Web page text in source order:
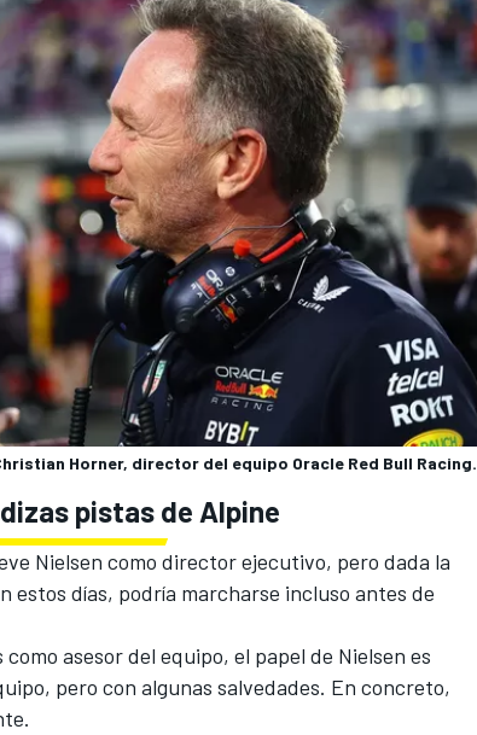
Horner, director del equipo Oracle Red Bull Racing.
pistas de Alpine
Nielsen como director ejecutivo, pero dada la
días, podría marcharse incluso antes de
asesor del equipo, el papel de Nielsen es
pero con algunas salvedades. En concreto,